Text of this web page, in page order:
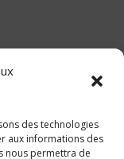
des technologies
aux informations des
nous permettra de